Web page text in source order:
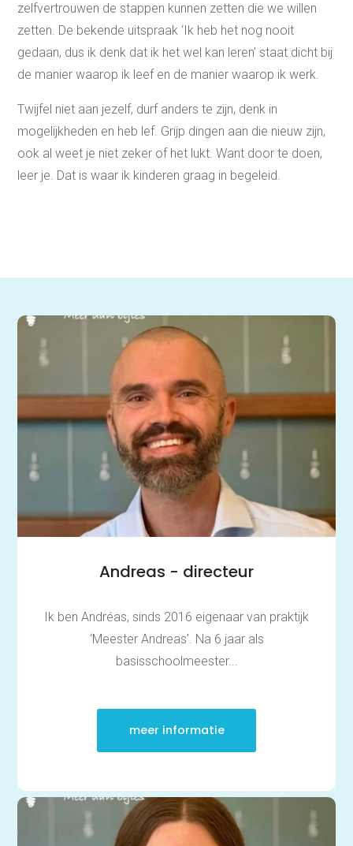
zelfvertrouwen de stappen kunnen zetten die we willen
zetten. De bekende uitspraak ‘Ik heb het nog nooit
gedaan, dus ik denk dat ik het wel kan leren’ staat dicht bij
de manier waarop ik leef en de manier waarop ik werk.
Twijfel niet aan jezelf, durf anders te zijn, denk in
mogelijkheden en heb lef. Grijp dingen aan die nieuw zijn,
ook al weet je niet zeker of het lukt. Want door te doen,
leer je. Dat is waar ik kinderen graag in begeleid.
Andreas - directeur
Ik ben Andréas, sinds 2016 eigenaar van praktijk
‘Meester Andreas’. Na 6 jaar als
basisschoolmeester...
meer informatie